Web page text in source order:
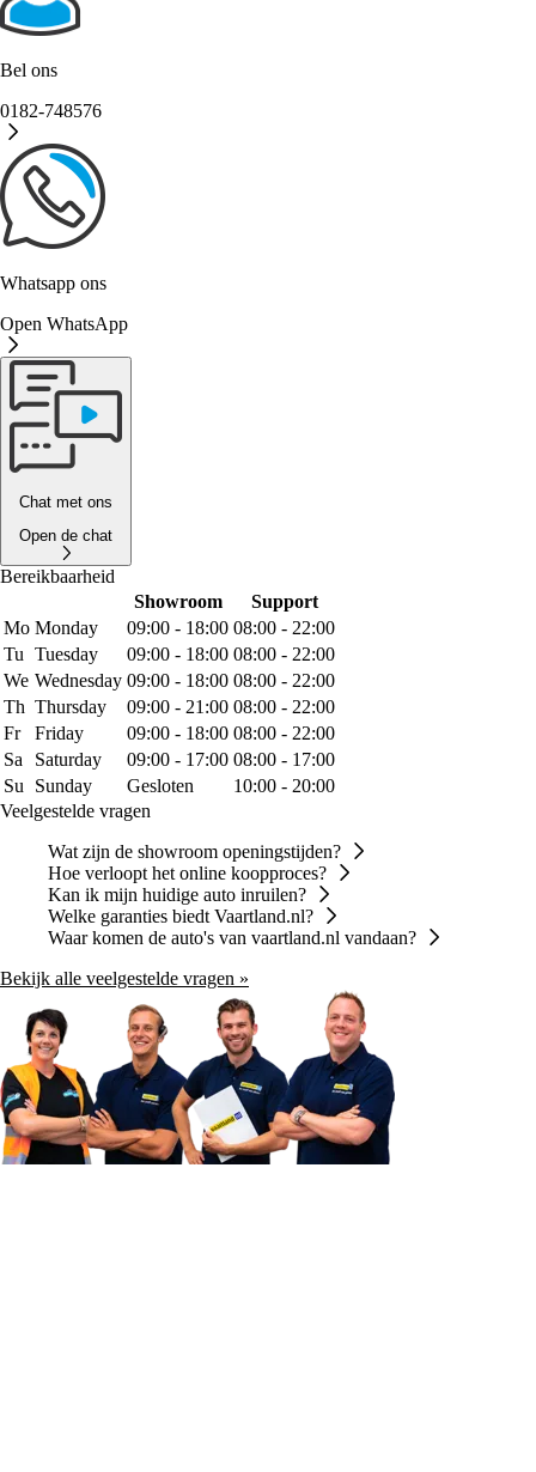
Bel ons
0182-748576
Whatsapp ons
Open WhatsApp
Chat met ons
Open de chat
Bereikbaarheid
Showroom
Support
Mo Monday 09:00 - 18:00 08:00 - 22:00
Tu Tuesday 09:00 - 18:00 08:00 - 22:00
We Wednesday 09:00 - 18:00 08:00 - 22:00
Th Thursday 09:00 - 21:00 08:00 - 22:00
Fr
Friday 09:00 - 18:00 08:00 - 22:00
Sa
Saturday 09:00 - 17:00 08:00 - 17:00
Su
Sunday Gesloten
10:00 - 20:00
Veelgestelde vragen
Wat zijn de showroom openingstijden?
Hoe verloopt het online koopproces?
Kan ik mijn huidige auto inruilen?
Welke garanties biedt Vaartland.nl?
Waar komen de auto's van vaartland.nl vandaan?
Bekijk alle veelgestelde vragen »